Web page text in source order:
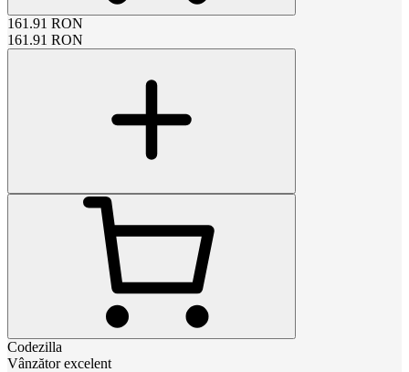
161.91 RON
161.91 RON
Codezilla
Vânzător excelent